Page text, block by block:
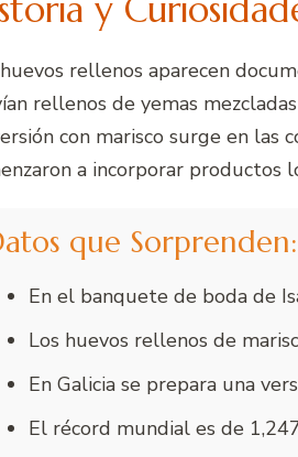
y
rellenos aparecen
rellenos de yemas
con marisco surge en las
a incorporar productos
que Sorprenden:
En el banquete de boda de
Los huevos rellenos de
En Galicia se prepara una
El récord mundial es de